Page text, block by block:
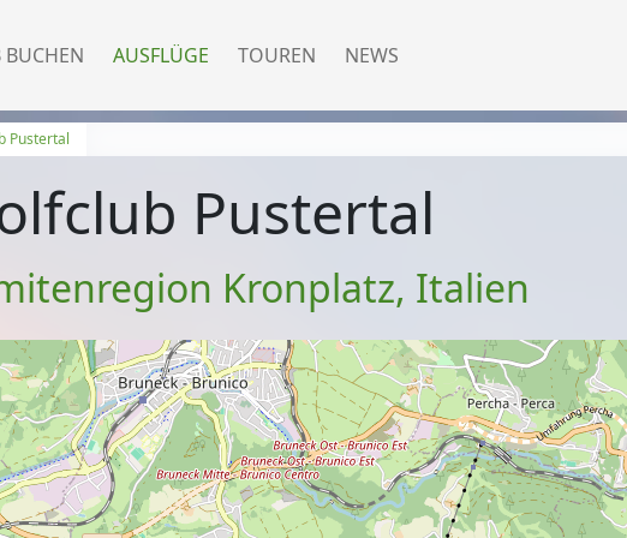
BUCHEN AUSFLÜGE TOUREN NEWS
Pustertal
Pustertal
Kronplatz, Italien